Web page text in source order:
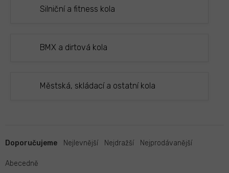
Silniční a fitness kola
BMX a dirtová kola
Městská, skládací a ostatní kola
a
e
Doporučujeme Nejlevnější Nejdražší Nejprodávanější
Abecedně